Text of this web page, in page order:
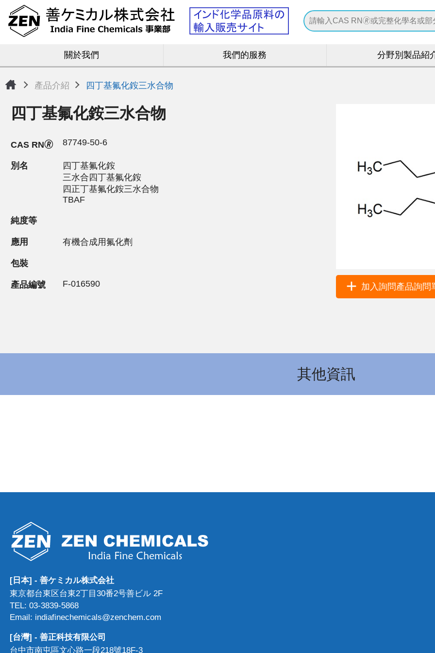
關於我們 我們的服務 分野別製品紹
產品介紹 四丁基氟化銨三水合物
加入詢問產品詢問
四丁基氟化銨三水合物
CAS RN🄬 87749-50-6
別名
四丁基氟化銨
三水合四丁基氟化銨
四正丁基氟化銨三水合物
TBAF
純度等
應用 有機合成用氟化劑
包裝
產品編號 F-016590
其他資訊
[日本] - 善ケミカル株式会社
東京都台東区台東2丁目30番2号善ビル 2F
TEL: 03-3839-5868
Email: indiafinechemicals@zenchem.com
[台灣] - 善正科技有限公司
台中市南屯區文心路一段218號18F-3